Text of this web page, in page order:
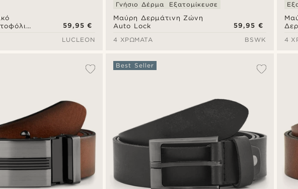
59,95 €
LUCLEON
Μαύρη Δερμάτινη Ζώνη
Auto Lock
Γνήσιο Δέρμα Εξατομίκευσε
59,95 €
4 ΧΡΏΜΑΤΑ
BSWK
4
Best Seller